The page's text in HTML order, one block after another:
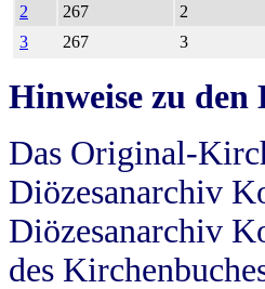
2
267 2
3
267 3
Hinweise zu
Das Original-
Diözesanarchiv
Diözesanarchiv
des